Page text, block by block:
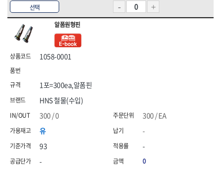
선택
알폼원형핀
1058-0001
HNS 철물(수입)
300 / EA
유
93
-
1포=300ea,알폼핀
300 / 0
-
-
0